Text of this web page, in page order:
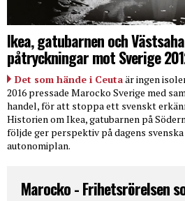
Ikea, gatubarnen och
påtryckningar mot Sverige
Det som hände i Ceutaär ingen
2016 pressade Marocko Sverige med
handel, för att stoppa ett svenskt
Historien om Ikea, gatubarnen på
följde ger perspektiv på dagens
autonomiplan.
Marocko - Frihetsrörelsen